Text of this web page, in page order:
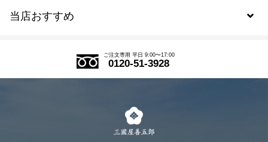
当店おすすめ
式部の香りシリーズ
会員規約について
ご注文専用 平日 9:00〜17:00
0120-51-3928